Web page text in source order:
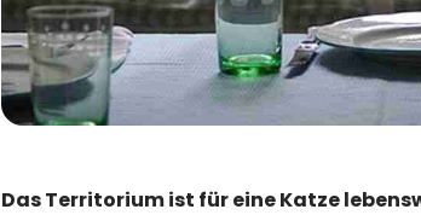
Das Territorium ist für eine Katze